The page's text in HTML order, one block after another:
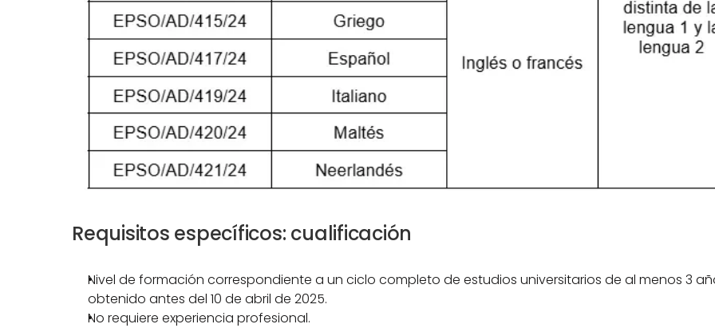
Requisitos específicos: cualificación
Nivel de formación correspondiente a un ciclo completo de estudios universitarios de al menos 3
obtenido antes del 10 de abril de 2025.
No requiere experiencia profesional.